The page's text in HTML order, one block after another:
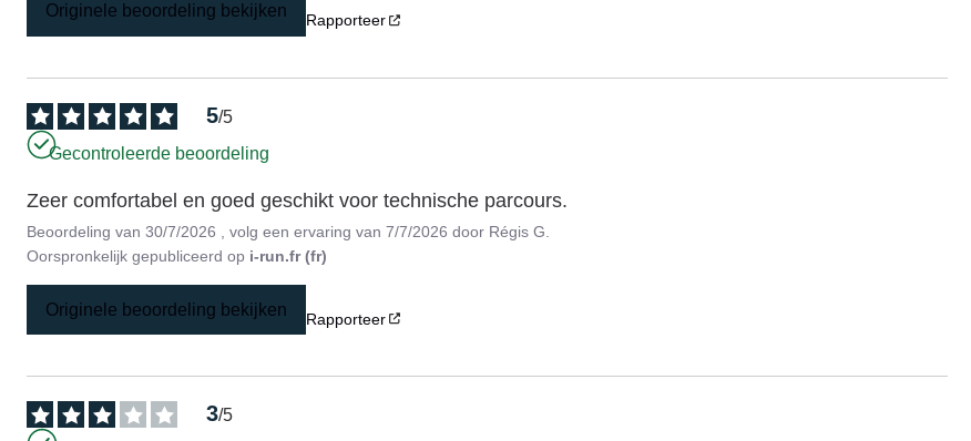
Originele beoordeling bekijken Rapporteer
5/5
Gecontroleerde beoordeling
Zeer comfortabel en goed geschikt voor technische parcours.
Beoordeling van30/7/2026 , volg een ervaring van7/7/2026 door Régis G.
Oorspronkelijk gepubliceerd op i-run.fr (fr)
Originele beoordeling bekijken Rapporteer
3/5